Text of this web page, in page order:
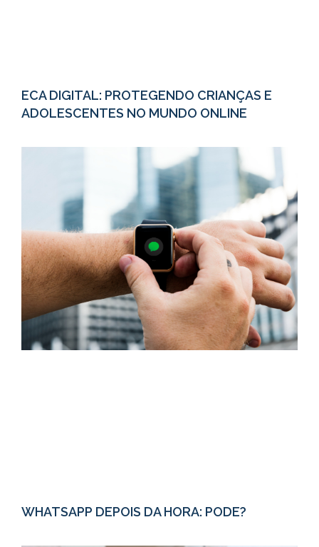
ECA DIGITAL: PROTEGENDO CRIANÇAS E
ADOLESCENTES NO MUNDO ONLINE
WHATSAPP DEPOIS DA HORA: PODE?